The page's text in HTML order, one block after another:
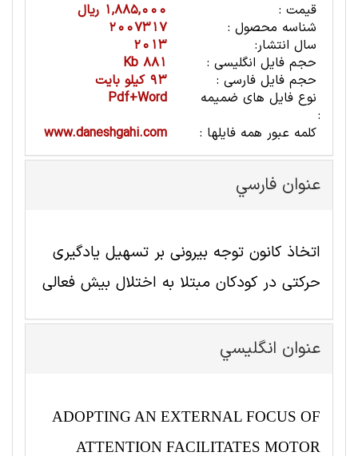
قیمت :
1,885,000 ریال
شناسه محصول :
2007317
سال انتشار:
2013
حجم فایل انگلیسی :
881 Kb
حجم فایل فارسی :
93 کیلو بایت
نوع فایل های ضمیمه
:
Pdf+Word
کلمه عبور همه فایلها :
www.daneshgahi.com
عنوان فارسي
اتخاذ کانون توجه بیرونی بر تسهیل یادگیری
حرکتی در کودکان مبتلا به اختلال بیش فعالی
عنوان انگليسي
ADOPTING AN EXTERNAL FOCUS OF
ATTENTION FACILITATES MOTOR